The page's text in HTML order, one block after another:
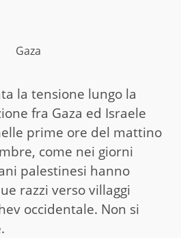
Gaza
la tensione lungo la
fra Gaza ed Israele
prime ore del mattino
come nei giorni
palestinesi hanno
razzi verso villaggi
occidentale. Non si